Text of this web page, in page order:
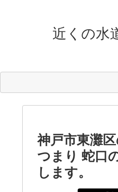
近くの水
神戸市東灘
つまり 蛇口
します。